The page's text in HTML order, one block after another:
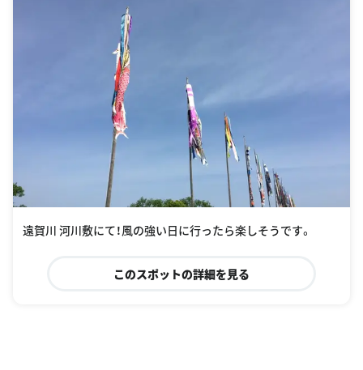
遠賀川 河川敷にて！風の強い日に行ったら楽しそうです。
このスポットの詳細を見る